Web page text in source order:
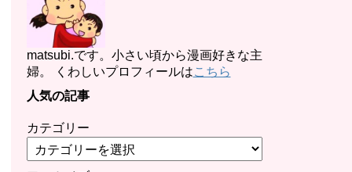
matsubi.です。小さい頃から漫画好きな主
婦。 くわしいプロフィールはこちら
人気の記事
カテゴリー